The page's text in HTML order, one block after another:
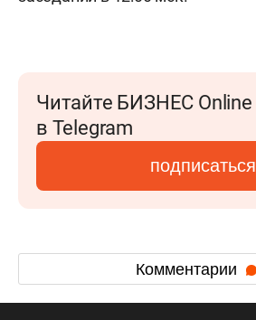
Читайте БИЗНЕС Online
в Telegram
подписаться
Комментарии